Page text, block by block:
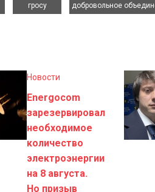
гросу
добровольное
Новости
Energocom
зарезервировал
необходимое
количество
электроэнергии
на 8 августа.
Но призыв